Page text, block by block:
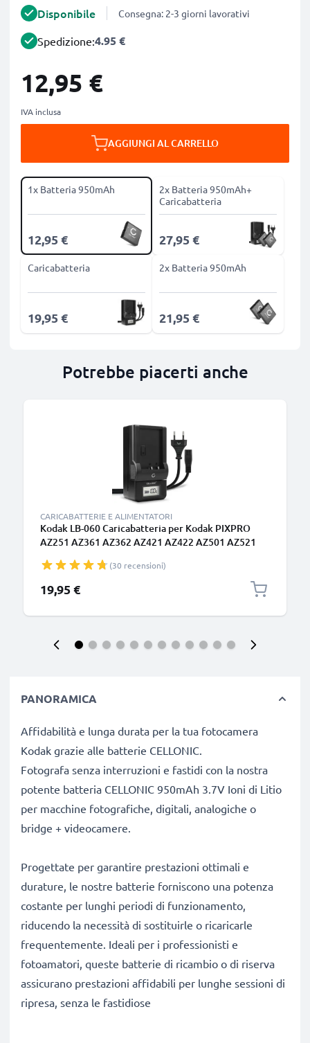
Disponibile Consegna: 2-3 giorni lavorativi
Spedizione:4.95 €
12,95 €
IVA inclusa
AGGIUNGI AL CARRELLO
1x Batteria 950mAh
12,95 €
2x Batteria 950mAh+
Caricabatteria
27,95 €
Caricabatteria
19,95 €
2x Batteria 950mAh
21,95 €
Potrebbe piacerti anche
CARICABATTERIE E ALIMENTATORI
Kodak LB-060 Caricabatteria per Kodak PIXPRO
AZ251 AZ361 AZ362 AZ421 AZ422 AZ501 AZ521
fotocamera marca CELLONIC
(30 recensioni)
19,95 €
PANORAMICA
Affidabilità e lunga durata per la tua fotocamera
Kodak grazie alle batterie CELLONIC.
Fotografa senza interruzioni e fastidi con la nostra
potente batteria CELLONIC 950mAh 3.7V Ioni di Litio
per macchine fotografiche, digitali, analogiche o
bridge + videocamere.
Progettate per garantire prestazioni ottimali e
durature, le nostre batterie forniscono una potenza
costante per lunghi periodi di funzionamento,
riducendo la necessità di sostituirle o ricaricarle
frequentemente. Ideali per i professionisti e
fotoamatori, queste batterie di ricambio o di riserva
assicurano prestazioni affidabili per lunghe sessioni di
ripresa, senza le fastidiose